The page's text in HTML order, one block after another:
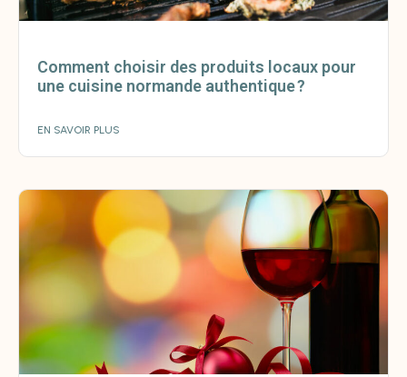
Comment choisir des produits locaux pour
une cuisine normande authentique ?
EN SAVOIR PLUS